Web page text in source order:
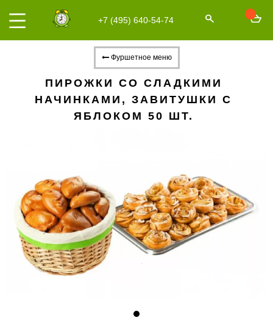
+7 (495) 640-54-74
Фуршетное меню
ПИРОЖКИ СО СЛАДКИМИ
НАЧИНКАМИ, ЗАВИТУШКИ С
ЯБЛОКОМ 50 ШТ.